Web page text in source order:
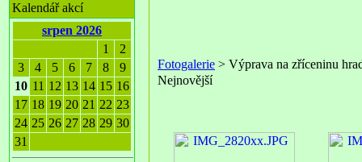
Kalendář akcí
srpen 2026
1
2
3
4 5 6 7 8
9
10 11 12 13 14 15 16
17 18 19 20 21 22 23
24 25 26 27 28 29 30
31
Fotogalerie > Výprava na zříceninu
Nejnovější